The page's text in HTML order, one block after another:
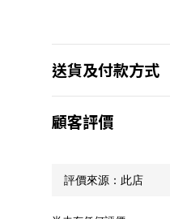
送貨及付款方式
顧客評價